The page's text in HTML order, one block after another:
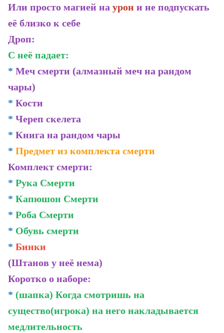
Или просто магией на урон и не подпускать
её близко к себе
Дроп:
С неё падает:
* Меч смерти (алмазный меч на рандом
чары)
* Кости
* Череп скелета
* Книга на рандом чары
* Предмет из комплекта смерти
Комплект смерти:
* Рука Смерти
* Капюшон Смерти
* Роба Смерти
* Обувь смерти
* Бинки
(Штанов у неё нема)
Коротко о наборе:
* (шапка) Когда смотришь на
существо(игрока) на него накладывается
медлительность